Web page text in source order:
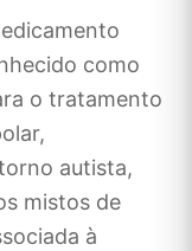
como
o tratamento
autista,
mistos de
à